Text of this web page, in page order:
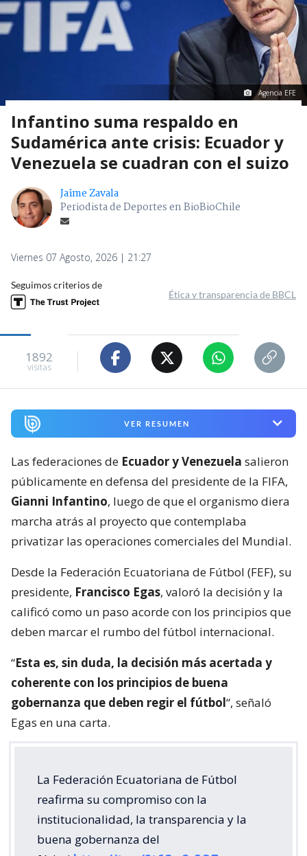
Agencia EFE
Infantino suma respaldo en
Sudamérica ante crisis: Ecuador y
Venezuela se cuadran con el suizo
Jaime Zavala
Periodista de Deportes en BioBioChile
Viernes 07 Agosto, 2026 | 21:27
Seguimos criterios de
Ética y transparencia de BBCL
1892
visitas
VER RESUMEN
Las federaciones de Ecuador y Venezuela salieron
públicamente en defensa del presidente de la FIFA,
Gianni Infantino, luego de que el organismo diera
marcha atrás al proyecto que contemplaba
privatizar las operaciones comerciales del Mundial.
Desde la Federación Ecuatoriana de Fútbol (FEF), su
presidente, Francisco Egas, valoró la decisión y la
calificó como un paso acorde con los principios que
deben marcar el rumbo del fútbol internacional.
“Esta es, sin duda, la decisión más acertada y
coherente con los principios de buena
gobernanza que deben regir el fútbol“, señaló
Egas en una carta.
La Federación Ecuatoriana de Fútbol
reafirma su compromiso con la
institucionalidad, la transparencia y la
buena gobernanza del